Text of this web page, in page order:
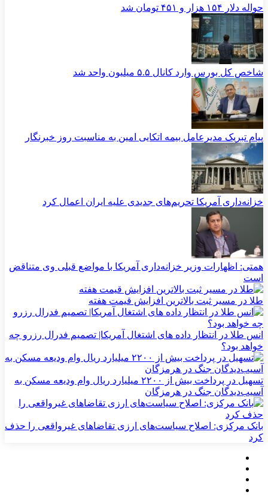
حواله دلار ۱۵۴ هزار و ۴۵۱ تومان شد
شاخص کل بورس وارد کانال ۵.۵ میلیون واحد شد
پیام تبریک مدیرعامل بیمه اتکایی امین به مناسبت روز خبرنگار
خزانه‌داری آمریکا تحریم‌های جدیدی علیه ایران اعمال کرد
همتی: اظهارات وزیر خزانه‌داری آمریکا با مواضع قبلی وی متناقض
است
طلا در مسیر ثبت بالاترین افزایش قیمت هفته
انس طلا در انتظار داده های اشتغال آمریکا| تصمیم فدرال رزرو چه
خواهد بود؟
تسهیل در پرداخت بیش از ۲۲۰۰ میلیارد ریال وام ودیعه مسکن به
آسیب‌دیدگان جنگ در هرمزگان
بانک مرکزی: اصلاح سیاست‌های ارزی تقاضاهای غیرواقعی را حذف
کرد